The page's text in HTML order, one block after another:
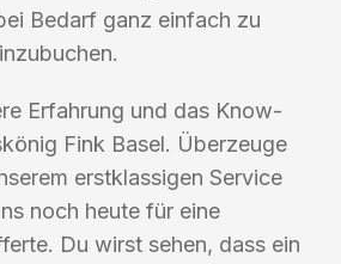
Bedarf ganz einfach zu
Erfahrung und das Know-
Fink Basel. Überzeuge
erstklassigen Service
noch heute für eine
Du wirst sehen, dass ein